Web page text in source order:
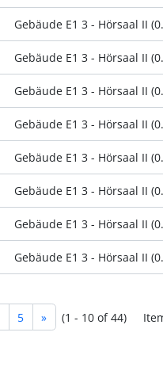
Gebäude E1 3 - Hörsaal II
Gebäude E1 3 - Hörsaal II
Gebäude E1 3 - Hörsaal II
Gebäude E1 3 - Hörsaal II
Gebäude E1 3 - Hörsaal II
Gebäude E1 3 - Hörsaal II
Gebäude E1 3 - Hörsaal II
Gebäude E1 3 - Hörsaal II
5 » (1 - 10 of 44)